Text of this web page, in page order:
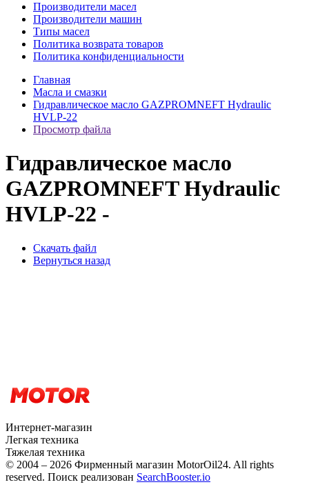
Производители масел
Производители машин
Типы масел
Политика возврата товаров
Политика конфиденциальности
Главная
Масла и смазки
Гидравлическое масло GAZPROMNEFT Hydraulic
HVLP-22
Просмотр файла
Гидравлическое масло
GAZPROMNEFT Hydraulic
HVLP-22 -
Скачать файл
Вернуться назад
Интернет-магазин
Легкая техника
Тяжелая техника
© 2004 – 2026 Фирменный магазин MotorOil24. All rights
reserved. Поиск реализован SearchBooster.io